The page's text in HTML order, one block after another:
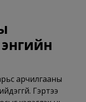
энгийн
арчилгааны
Гэртээ